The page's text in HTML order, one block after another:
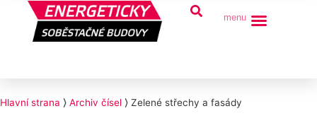
menu
Hlavní strana ⟩ Archiv čísel ⟩ Zelené střechy a fasády